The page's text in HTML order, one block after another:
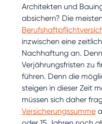
Architekten und
absichern? Die meisten
inzwischen eine
Nachhaftung an.
Verjährungsfristen zu
führen. Denn die
steigen in dieser Zeit
müssen sich daher
Versicherungssumme